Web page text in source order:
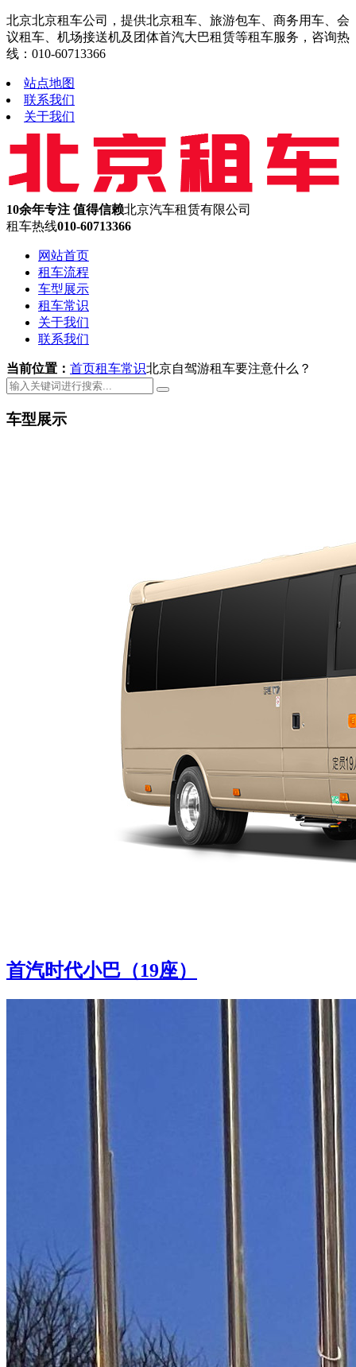
北京北京租车公司，提供北京租车、旅游包车、商务用车、会
议租车、机场接送机及团体首汽大巴租赁等租车服务，咨询热
线：010-60713366
站点地图
联系我们
关于我们
10余年专注 值得信赖北京汽车租赁有限公司
租车热线010-60713366
网站首页
租车流程
车型展示
租车常识
关于我们
联系我们
当前位置： 首页租车常识北京自驾游租车要注意什么？
车型展示
首汽时代小巴（19座）